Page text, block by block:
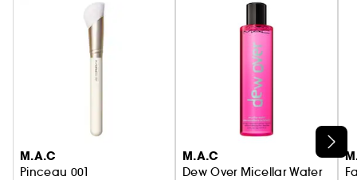
Ignorer le carrousel produits
M.A.C
Pinceau 001
M.A.C
Dew Over Micellar Water